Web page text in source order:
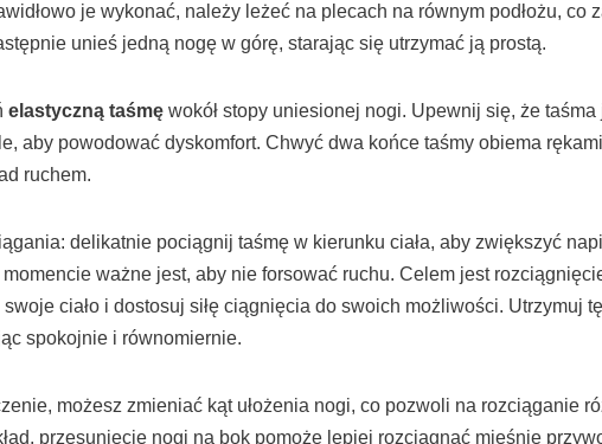
je wykonać, należy leżeć na plecach na równym podłożu, co
unieś jedną nogę w górę, starając się utrzymać ją prostą.
elastyczną taśmę wokół stopy uniesionej nogi. Upewnij się, że taśma
aby powodować dyskomfort. Chwyć dwa końce taśmy obiema
ruchem.
delikatnie pociągnij taśmę w kierunku ciała, aby zwiększyć
ważne jest, aby nie forsować ruchu. Celem jest
ciało i dostosuj siłę ciągnięcia do swoich możliwości. Utrzymuj
spokojnie i równomiernie.
możesz zmieniać kąt ułożenia nogi, co pozwoli na rozciąganie
przesunięcie nogi na bok pomoże lepiej rozciągnąć mięśnie